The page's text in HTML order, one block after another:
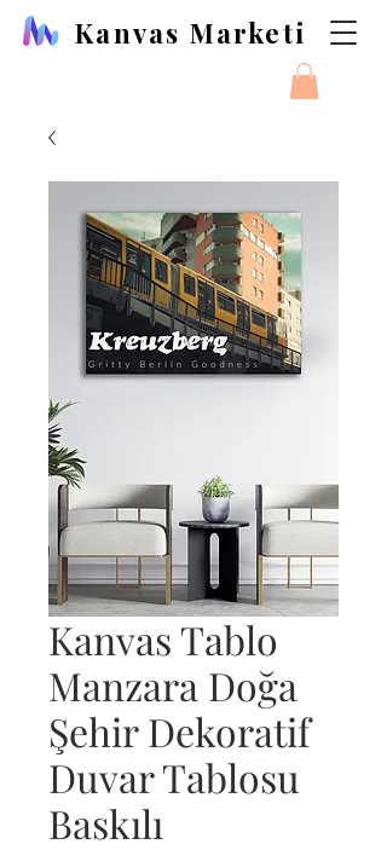
Kanvas Marketi
Kanvas Tablo
Manzara Doğa
Şehir Dekoratif
Duvar Tablosu
Baskılı